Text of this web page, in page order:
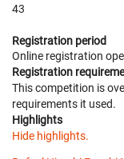
43
Registration period
Online registration
Registration
This competition is
requirements it used.
Highlights
Hide highlights.